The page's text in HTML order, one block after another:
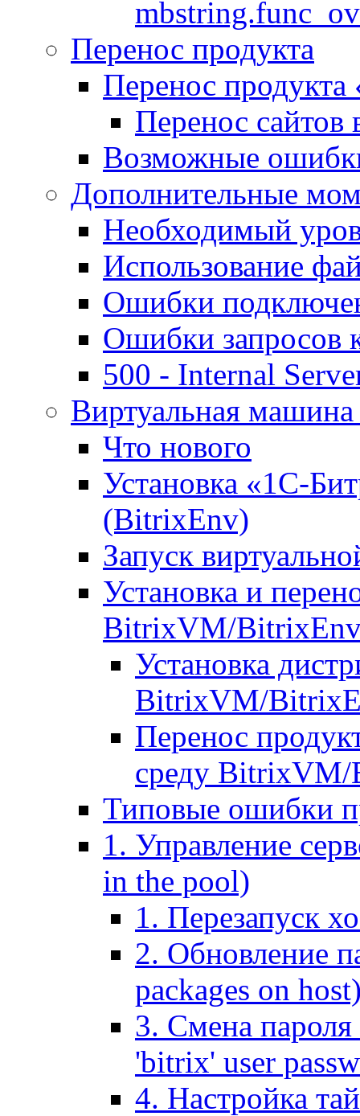
Перенос продукта
Перенос продукта
Перенос сайтов
Возможные
Дополнительные
Необходимый
Использование
Ошибки
Ошибки запросов
500 - Internal
Виртуальная
Что нового
Установка «1С-
(BitrixEnv)
Запуск
Установка и
BitrixVM/
Установка
BitrixVM/
Перенос
среду
Типовые ошибки
1. Управление
in the pool)
1. Перезапуск
2. Обновление
packages on
3. Смена пароля
'bitrix' user
4. Настройка